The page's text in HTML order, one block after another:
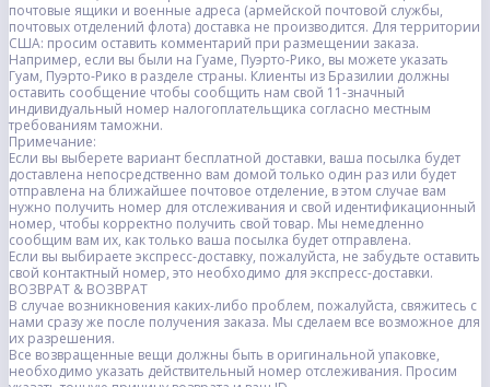
почтовые ящики и военные адреса (армейской почтовой службы,
почтовых отделений флота) доставка не производится. Для территории
США: просим оставить комментарий при размещении заказа.
Например, если вы были на Гуаме, Пуэрто-Рико, вы можете указать
Гуам, Пуэрто-Рико в разделе страны. Клиенты из Бразилии должны
оставить сообщение чтобы сообщить нам свой 11-значный
индивидуальный номер налогоплательщика согласно местным
требованиям таможни.
Примечание:
Если вы выберете вариант бесплатной доставки, ваша посылка будет
доставлена непосредственно вам домой только один раз или будет
отправлена на ближайшее почтовое отделение, в этом случае вам
нужно получить номер для отслеживания и свой идентификационный
номер, чтобы корректно получить свой товар. Мы немедленно
сообщим вам их, как только ваша посылка будет отправлена.
Если вы выбираете экспресс-доставку, пожалуйста, не забудьте оставить
свой контактный номер, это необходимо для экспресс-доставки.
ВОЗВРАТ & ВОЗВРАТ
В случае возникновения каких-либо проблем, пожалуйста, свяжитесь с
нами сразу же после получения заказа. Мы сделаем все возможное для
их разрешения.
Все возвращенные вещи должны быть в оригинальной упаковке,
необходимо указать действительный номер отслеживания. Просим